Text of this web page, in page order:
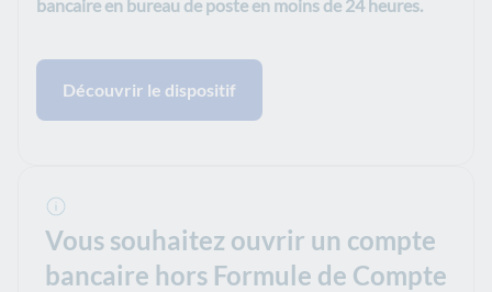
bancaire en bureau de poste en moins de 24 heures.
Découvrir le dispositif
Vous souhaitez ouvrir un compte
bancaire hors Formule de Compte